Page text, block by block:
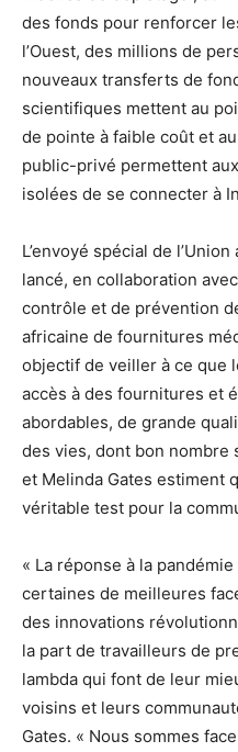
des fonds pour renforcer
l’Ouest, des millions de
nouveaux transferts de
scientifiques mettent au
de pointe à faible coût et
public-privé permettent
isolées de se connecter à
L’envoyé spécial de
lancé, en collaboration
contrôle et de prévention
africaine de fournitures
objectif de veiller à ce que
accès à des fournitures et
abordables, de grande
des vies, dont bon nombre
et Melinda Gates estiment
véritable test pour la
« La réponse à la
certaines de meilleures
des innovations
la part de travailleurs de
lambda qui font de leur
voisins et leurs
Gates. « Nous sommes